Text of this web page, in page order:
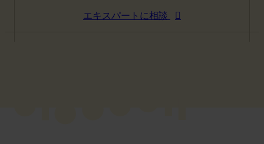
エキスパートに相談